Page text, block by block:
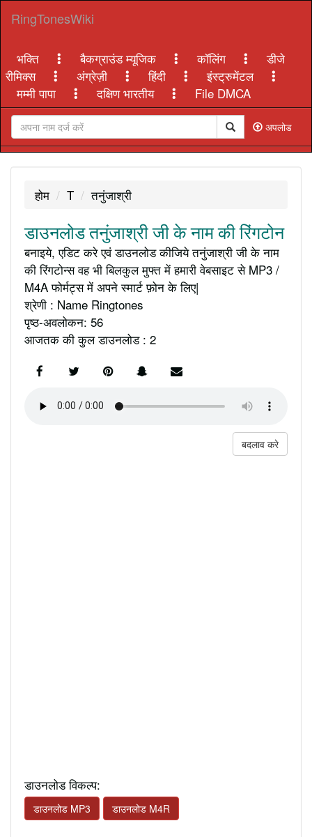
RingTonesWiki
भक्ति बैकग्राउंड म्यूजिक कॉलिंग
डीजे
रीमिक्स
अंग्रेज़ी हिंदी
इंस्ट्रुमेंटल
मम्मी पापा
दक्षिण भारतीय File DMCA
अपलोड
होम T तनुंजाश्री
डाउनलोड तनुंजाश्री जी के नाम की रिंगटोन
बनाइये, एडिट करे एवं डाउनलोड कीजिये तनुंजाश्री जी के नाम
की रिंगटोन्स वह भी बिलकुल मुफ्त में हमारी वेबसाइट से MP3 /
M4A फोर्मट्स में अपने स्मार्ट फ़ोन के लिए|
श्रेणी : Name Ringtones
पृष्ठ-अवलोकन: 56
आजतक की कुल डाउनलोड : 2
बदलाव करे
डाउनलोड विकल्प:
डाउनलोड MP3 डाउनलोड M4R